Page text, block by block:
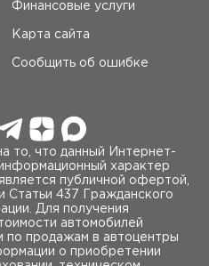
Финансовые услуги
Карта сайта
Сообщить об ошибке
то, что данный Интернет-
характер
публичной офертой,
Статьи 437 Гражданского
Для получения
автомобилей
по продажам в автоцентры
о приобретении